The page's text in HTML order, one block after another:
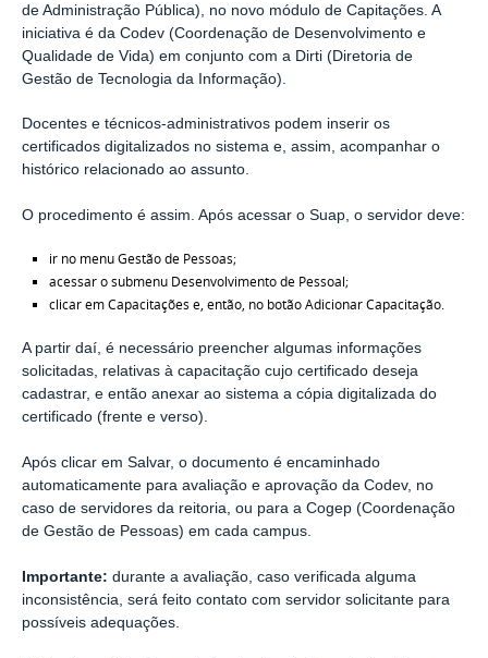
de Administração Pública), no novo módulo de Capitações. A
iniciativa é da Codev (Coordenação de Desenvolvimento e
Qualidade de Vida) em conjunto com a Dirti (Diretoria de
Gestão de Tecnologia da Informação).
Docentes e técnicos-administrativos podem inserir os
certificados digitalizados no sistema e, assim, acompanhar o
histórico relacionado ao assunto.
O procedimento é assim. Após acessar o Suap, o servidor deve:
ir no menu Gestão de Pessoas;
acessar o submenu Desenvolvimento de Pessoal;
clicar em Capacitações e, então, no botão Adicionar Capacitação.
A partir daí, é necessário preencher algumas informações
solicitadas, relativas à capacitação cujo certificado deseja
cadastrar, e então anexar ao sistema a cópia digitalizada do
certificado (frente e verso).
Após clicar em Salvar, o documento é encaminhado
automaticamente para avaliação e aprovação da Codev, no
caso de servidores da reitoria, ou para a Cogep (Coordenação
de Gestão de Pessoas) em cada campus.
Importante: durante a avaliação, caso verificada alguma
inconsistência, será feito contato com servidor solicitante para
possíveis adequações.